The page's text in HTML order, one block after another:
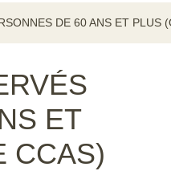
DE 60 ANS ET PLUS
ET
CCAS)